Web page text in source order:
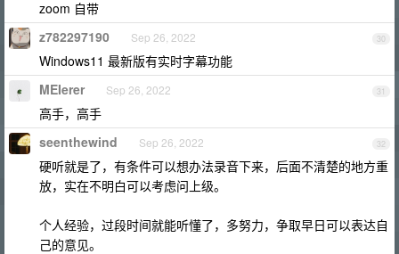
zoom 自带
30
z782297190 Sep 26, 2022
Windows11 最新版有实时字幕功能
31
MEIerer Sep 26, 2022
高手，高手
32
seenthewind Sep 26, 2022
硬听就是了，有条件可以想办法录音下来，后面不清楚的地方重
放，实在不明白可以考虑问上级。
个人经验，过段时间就能听懂了，多努力，争取早日可以表达自
己的意见。